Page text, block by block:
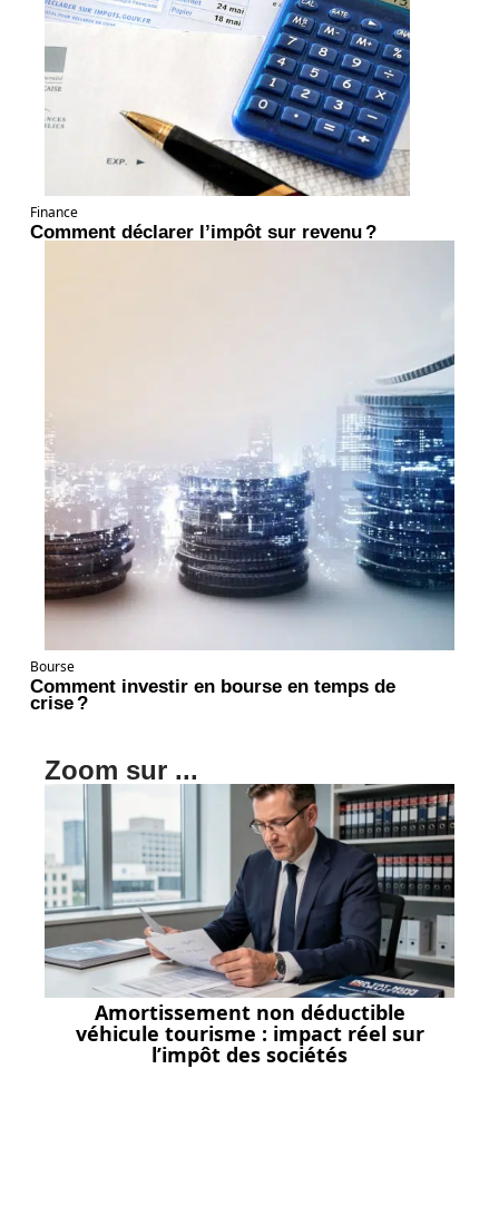
Finance
Comment déclarer l’impôt sur revenu ?
Bourse
Comment investir en bourse en temps de
crise ?
Zoom sur ...
Amortissement non déductible
véhicule tourisme : impact réel sur
l’impôt des sociétés